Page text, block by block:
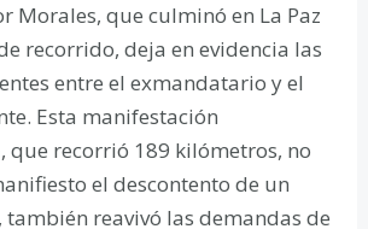
Morales, que culminó en La Paz
recorrido, deja en evidencia las
entre el exmandatario y el
Esta manifestación
recorrió 189 kilómetros, no
el descontento de un
también reavivó las demandas de